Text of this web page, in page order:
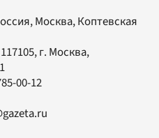
Москва, Коптевская
117105, г. Москва,
00-12